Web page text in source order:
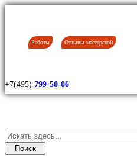
Работы Отзывы мастерской
+7(495) 799-50-06